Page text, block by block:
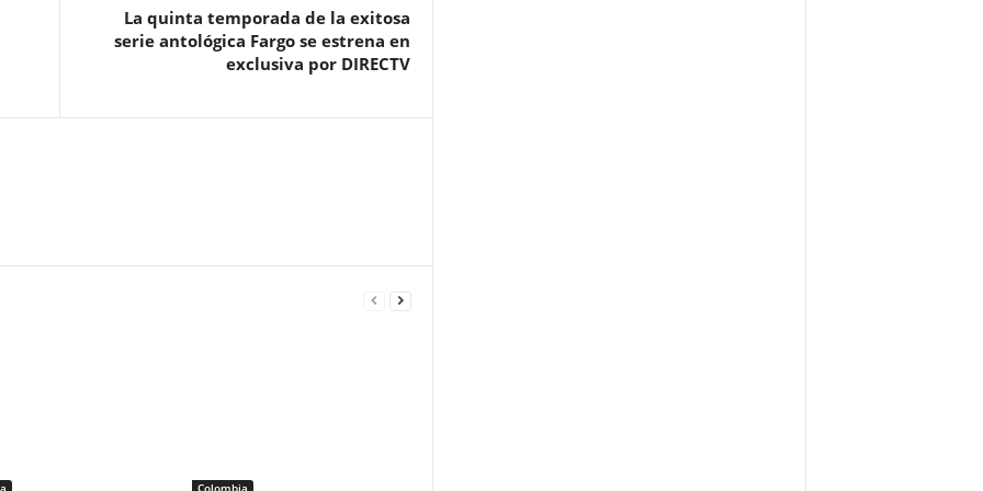
La quinta temporada de la exitosa
serie antológica Fargo se estrena en
exclusiva por DIRECTV